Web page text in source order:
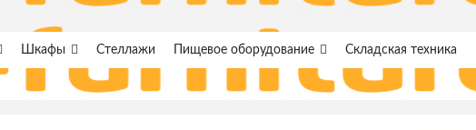
Шкафы Стеллажи Пищевое оборудование Складская техника